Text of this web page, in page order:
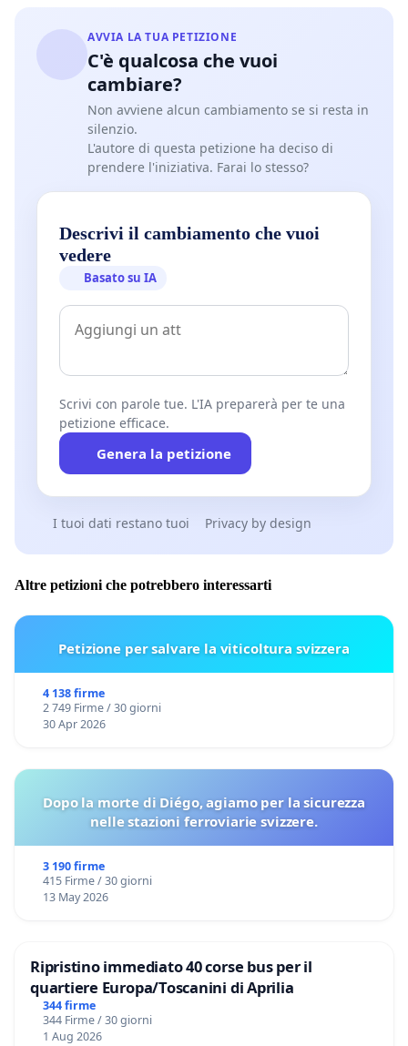
AVVIA LA TUA PETIZIONE
C'è qualcosa che vuoi
cambiare?
Non avviene alcun cambiamento se si resta in
silenzio.
L'autore di questa petizione ha deciso di
prendere l'iniziativa. Farai lo stesso?
Descrivi il cambiamento che vuoi
vedere
Basato su IA
Scrivi con parole tue. L'IA preparerà per te una
petizione efficace.
Genera la petizione
I tuoi dati restano tuoi Privacy by design
Altre petizioni che potrebbero interessarti
Petizione per salvare la viticoltura svizzera
4 138 firme
2 749 Firme / 30 giorni
30 Apr 2026
Dopo la morte di Diégo, agiamo per la sicurezza
nelle stazioni ferroviarie svizzere.
3 190 firme
415 Firme / 30 giorni
13 May 2026
Ripristino immediato 40 corse bus per il
quartiere Europa/Toscanini di Aprilia
344 firme
344 Firme / 30 giorni
1 Aug 2026